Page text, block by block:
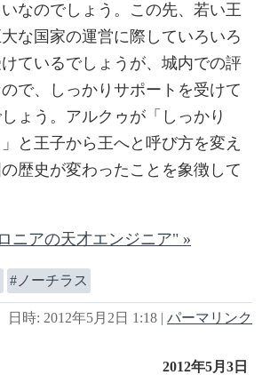
なのでしょう。この先、若い王
な国家の運営に際していろいろ
ているでしょうが、城内での評
で、しっかりサポートを受けて
ょう。アルクゥが「しっかり
と王子から王へと呼び方を変え
歴史が変わったことを象徴して
ニアの天才エンジニア" »
ノーチラス
日時: 2012年5月2日 1:18 | パーマリンク
2012年5月3日